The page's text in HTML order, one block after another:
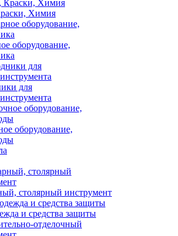
Химия
оборудование,
для
оборудование,
столярный инструмент
и средства защиты